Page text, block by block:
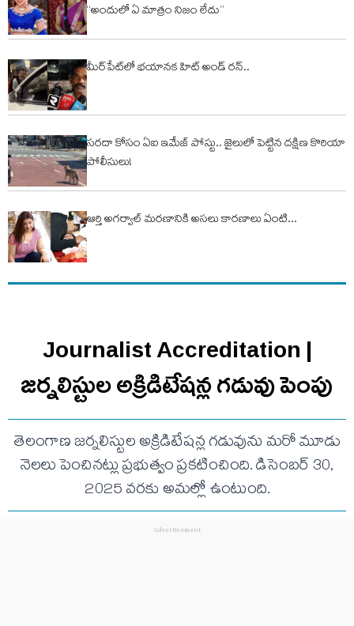
“అందులో ఏ మాత్రం నిజం లేదు”
మీర్‌పేట్‌లో భయానక హిట్ అండ్ రన్..
సరదా కోసం ఏఐ ఇమేజ్ పోస్టు.. జైలులో పెట్టిన దక్షిణ కొరియా
పోలీసులు!
ఆర్తి అగ‌ర్వాల్ మ‌ర‌ణానికి అస‌లు కార‌ణాలు ఏంటి...
Journalist Accreditation |
జర్నలిస్టుల అక్రిడిటేషన్ల గడువు పెంపు
తెలంగాణ జర్నలిస్టుల అక్రిడిటేషన్ల గడువును మరో మూడు
నెలలు పెంచినట్లు ప్రభుత్వం ప్రకటించింది. డిసెంబర్ 30,
2025 వరకు అమల్లో ఉంటుంది.